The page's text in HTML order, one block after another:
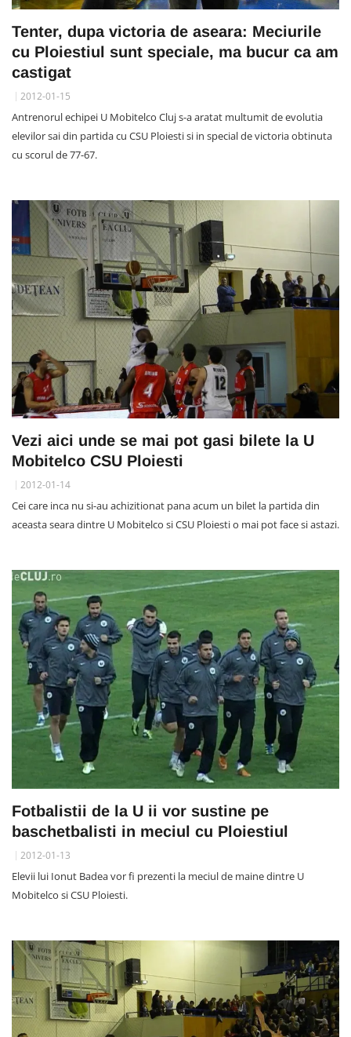
Tenter, dupa victoria de aseara: Meciurile
cu Ploiestiul sunt speciale, ma bucur ca am
castigat
2012-01-15
Antrenorul echipei U Mobitelco Cluj s-a aratat multumit de evolutia
elevilor sai din partida cu CSU Ploiesti si in special de victoria obtinuta
cu scorul de 77-67.
Vezi aici unde se mai pot gasi bilete la U
Mobitelco CSU Ploiesti
2012-01-14
Cei care inca nu si-au achizitionat pana acum un bilet la partida din
aceasta seara dintre U Mobitelco si CSU Ploiesti o mai pot face si astazi.
Fotbalistii de la U ii vor sustine pe
baschetbalisti in meciul cu Ploiestiul
2012-01-13
Elevii lui Ionut Badea vor fi prezenti la meciul de maine dintre U
Mobitelco si CSU Ploiesti.